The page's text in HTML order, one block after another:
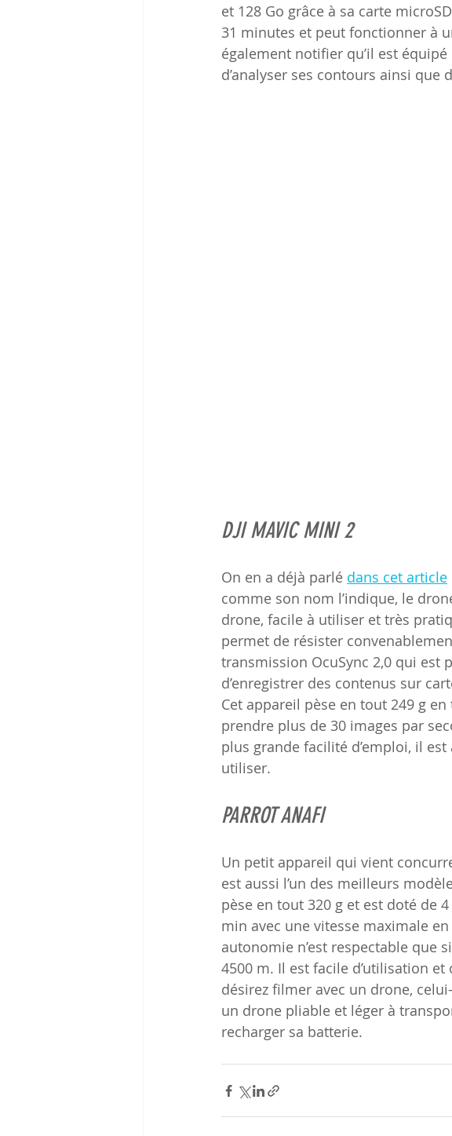
et 128 Go grâce à sa carte
31 minutes et peut fonctionner à
également notifier qu’il est
d’analyser ses contours ainsi que
DJI MAVIC MINI 2
On en a déjà parlé dans cet article
comme son nom l’indique, le
drone, facile à utiliser et très
permet de résister
transmission OcuSync 2,0 qui est
d’enregistrer des contenus sur
Cet appareil pèse en tout 249 g
prendre plus de 30 images par
plus grande facilité d’emploi, il
utiliser.
PARROT ANAFI
Un petit appareil qui vient
est aussi l’un des meilleurs
pèse en tout 320 g et est doté de
min avec une vitesse maximale
autonomie n’est respectable que
4500 m. Il est facile d’utilisation
désirez filmer avec un drone,
un drone pliable et léger à
recharger sa batterie.